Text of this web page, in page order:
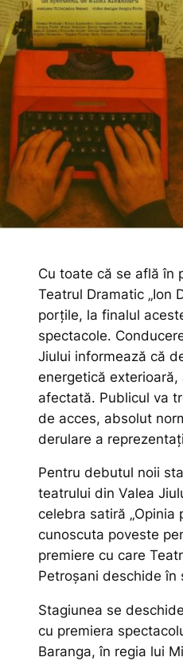
Cu toate că se află în
Teatrul Dramatic „Ion
porțile, la finalul
spectacole.
Jiului informează că
energetică
afectată. Publicul va
de acces, absolut
derulare a
Pentru debutul noii
teatrului din Valea
celebra satiră „Opinia
cunoscuta poveste
premiere cu care
Petroșani deschide
Stagiunea se
cu premiera
Baranga, în regia lui